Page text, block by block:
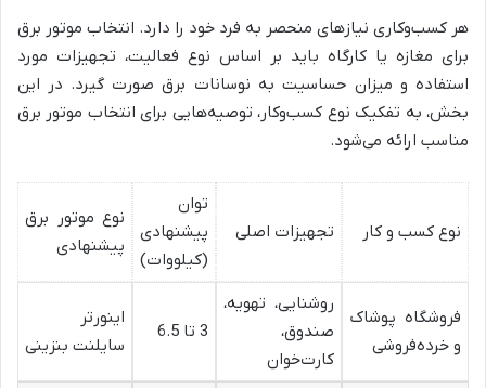
هر کسب‌وکاری نیازهای منحصر به فرد خود را دارد. انتخاب موتور برق
برای مغازه یا کارگاه باید بر اساس نوع فعالیت، تجهیزات مورد
استفاده و میزان حساسیت به نوسانات برق صورت گیرد. در این
بخش، به تفکیک نوع کسب‌وکار، توصیه‌هایی برای انتخاب موتور برق
مناسب ارائه می‌شود.
نوع کسب و کار تجهیزات اصلی
توان
پیشنهادی
(کیلووات)
نوع موتور برق
پیشنهادی
فروشگاه پوشاک
و خرده‌فروشی
روشنایی، تهویه،
صندوق،
کارت‌خوان
3 تا 6.5
اینورتر
سایلنت بنزینی